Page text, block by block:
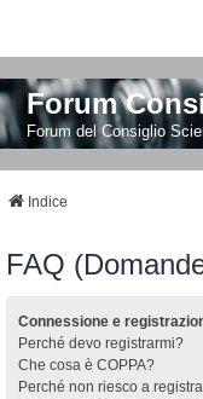
Forum
Forum del Consiglio
Indice
FAQ
Connessione e
Perché devo registrarmi?
Che cosa è COPPA?
Perché non riesco a